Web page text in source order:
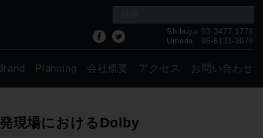
Shibuya 03-3477-1776
Umeda
06-6131-3078
Planning 会社概要 アクセス お問い合わせ
現場におけるDolby